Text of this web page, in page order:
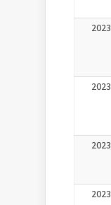
2023
2023
2023
2023